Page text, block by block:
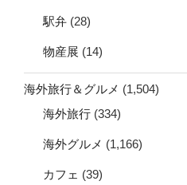
駅弁 (28)
物産展 (14)
海外旅行＆グルメ (1,504)
海外旅行 (334)
海外グルメ (1,166)
カフェ (39)